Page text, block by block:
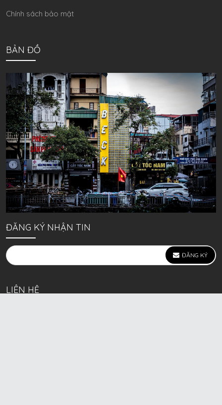
Chính sách bảo mật
BẢN ĐỒ
ĐĂNG KÝ NHẬN TIN
ĐĂNG KÝ
LIÊN HỆ